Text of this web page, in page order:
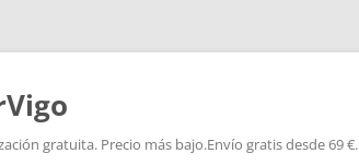
gratuita. Precio más bajo.Envío gratis desde 69 €.